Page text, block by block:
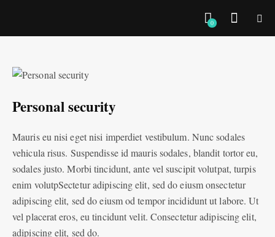
0
Personal security
Mauris eu nisi eget nisi imperdiet vestibulum. Nunc sodales
vehicula risus. Suspendisse id mauris sodales, blandit tortor eu,
sodales justo. Morbi tincidunt, ante vel suscipit volutpat, turpis
enim volutpSectetur adipiscing elit, sed do eiusm onsectetur
adipiscing elit, sed do eiusm od tempor incididunt ut labore. Ut
vel placerat eros, eu tincidunt velit. Consectetur adipiscing elit,
adipiscing elit, sed do.